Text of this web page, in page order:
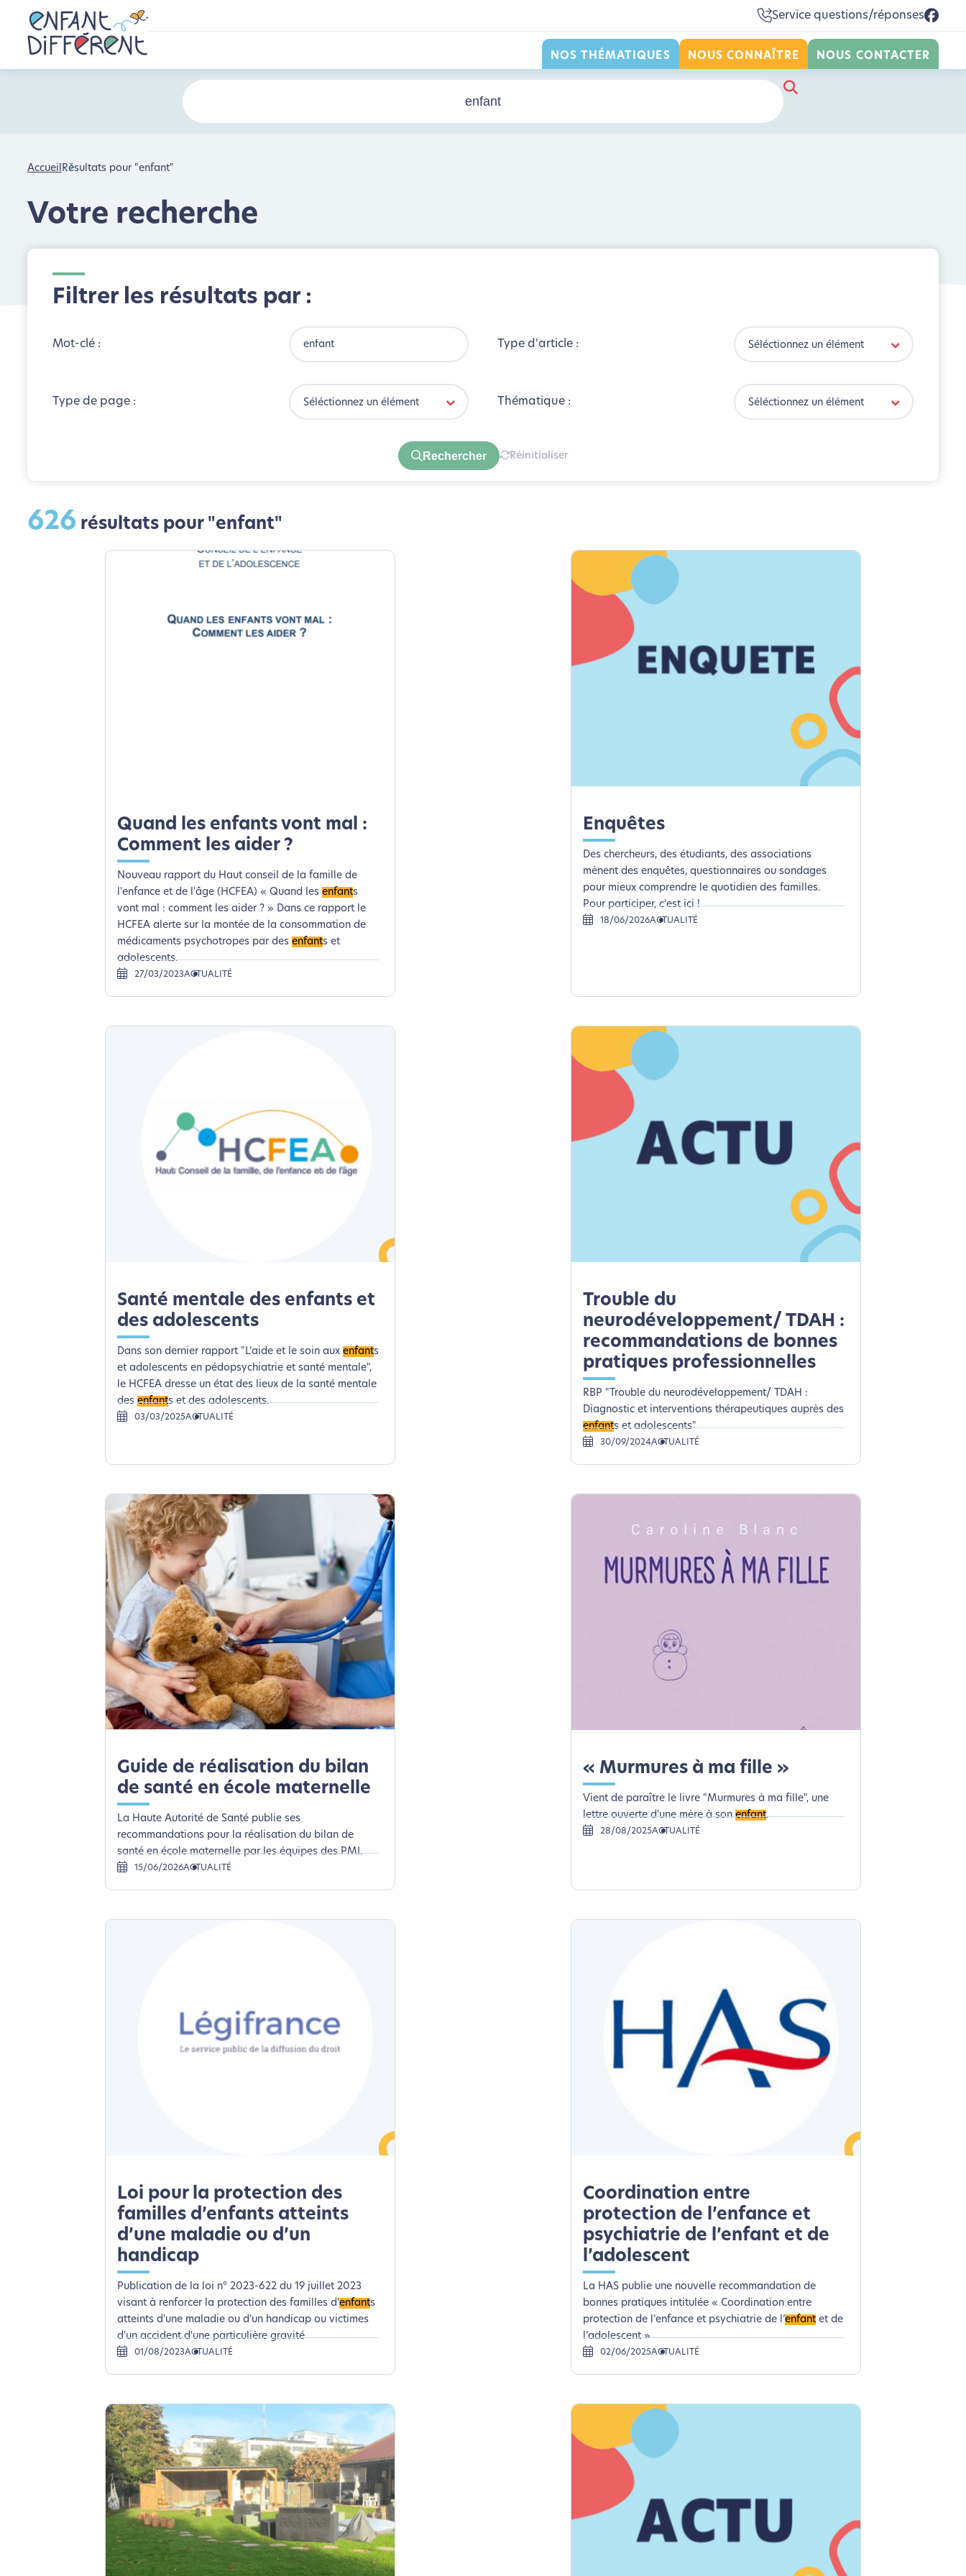
Service questions/réponses
NOS THÉMATIQUES NOUS CONNAÎTRE NOUS CONTACTER
L’écoconception, ça vous concerne aussi !
Nous avons développé ce site Internet dans le cadre d’une démarche forte d’écoconception.
Si vous aussi vous souhaitez diminuer drastiquement les besoins énergétiques nécessaires à votre navigation, vous pouvez
le parcourir dans son Mode Eco. Celui-ci sollicitera très peu nos serveurs et vous deviendrez ainsi un acteur majeur de l’écoconception.
AccueilRésultats pour "enfant"
Votre recherche
Filtrer les résultats par :
Mot-clé : Type d'article : Séléctionnez un élément
Type de page : Séléctionnez un élément Thématique : Séléctionnez un élément
Rechercher Réinitialiser
626 résultats pour "enfant"
Quand les enfants vont mal :
Comment les aider ?
Nouveau rapport du Haut conseil de la famille de
l'enfance et de l'âge (HCFEA) « Quand les enfants
vont mal : comment les aider ? » Dans ce rapport le
HCFEA alerte sur la montée de la consommation de
médicaments psychotropes par des enfants et
adolescents.
27/03/2023ACTUALITÉ
Enquêtes
Des chercheurs, des étudiants, des associations
mènent des enquêtes, questionnaires ou sondages
pour mieux comprendre le quotidien des familles.
Pour participer, c'est ici !
18/06/2026ACTUALITÉ
Santé mentale des enfants et
des adolescents
Dans son dernier rapport "L’aide et le soin aux enfants
et adolescents en pédopsychiatrie et santé mentale",
le HCFEA dresse un état des lieux de la santé mentale
desenfants et des adolescents.
03/03/2025ACTUALITÉ
Trouble du
neurodéveloppement/ TDAH :
recommandations de bonnes
pratiques professionnelles
RBP "Trouble du neurodéveloppement/ TDAH :
Diagnostic et interventions thérapeutiques auprès des
enfants et adolescents"
30/09/2024ACTUALITÉ
Guide de réalisation du bilan
de santé en école maternelle
La Haute Autorité de Santé publie ses
recommandations pour la réalisation du bilan de
santé en école maternelle par les équipes des PMI.
15/06/2026ACTUALITÉ
« Murmures à ma fille »
Vient de paraître le livre "Murmures à ma fille", une
lettre ouverte d'une mère à sonenfant.
28/08/2025ACTUALITÉ
Loi pour la protection des
familles d’enfants atteints
d’une maladie ou d’un
handicap
Publication de la loi n° 2023-622 du 19 juillet 2023
visant à renforcer la protection des familles d'enfants
atteints d'une maladie ou d'un handicap ou victimes
d'un accident d'une particulière gravité
01/08/2023ACTUALITÉ
Coordination entre
protection de l’enfance et
psychiatrie de l’enfant et de
l’adolescent
La HAS publie une nouvelle recommandation de
bonnes pratiques intitulée « Coordination entre
protection de l’enfance et psychiatrie de l’enfant et de
l’adolescent »
02/06/2025ACTUALITÉ